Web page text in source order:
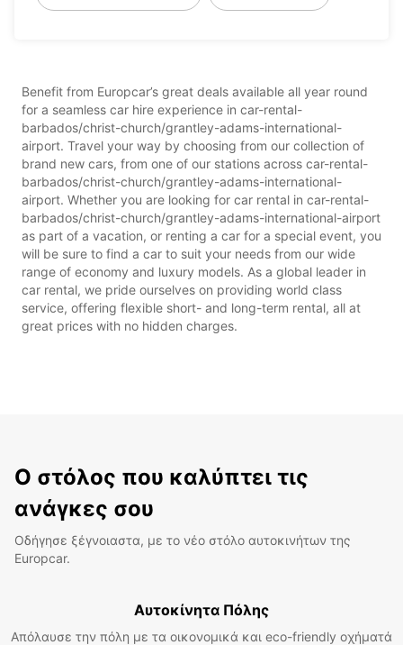
Benefit from Europcar’s great deals available all year round
for a seamless car hire experience in car-rental-
barbados/christ-church/grantley-adams-international-
airport. Travel your way by choosing from our collection of
brand new cars, from one of our stations across car-rental-
barbados/christ-church/grantley-adams-international-
airport. Whether you are looking for car rental in car-rental-
barbados/christ-church/grantley-adams-international-airport
as part of a vacation, or renting a car for a special event, you
will be sure to find a car to suit your needs from our wide
range of economy and luxury models. As a global leader in
car rental, we pride ourselves on providing world class
service, offering flexible short- and long-term rental, all at
great prices with no hidden charges.
Ο στόλος που καλύπτει τις
ανάγκες σου
Οδήγησε ξέγνοιαστα, με το νέο στόλο αυτοκινήτων της
Europcar.
Αυτοκίνητα Πόλης
Απόλαυσε την πόλη με τα οικονομικά και eco-friendly οχήματά